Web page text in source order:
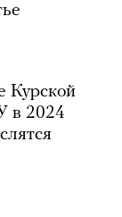
Курской
в 2024